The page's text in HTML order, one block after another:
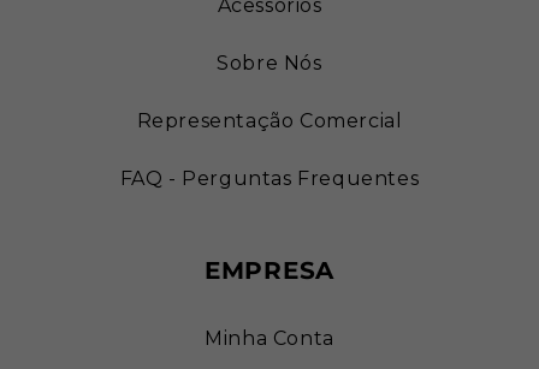
Acessórios
Sobre Nós
Representação Comercial
FAQ - Perguntas Frequentes
EMPRESA
Minha Conta